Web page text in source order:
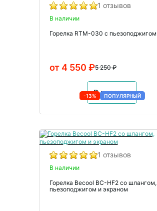
1 отзывов
В наличии
Горелка RTM-030 с пьезоподжигом
5 250 ₽
от 4 550 ₽
В корзину
-13% ПОПУЛЯРНЫЙ
1 отзывов
В наличии
Горелка Becool BC-HF2 со шлангом,
пьезоподжигом и экраном